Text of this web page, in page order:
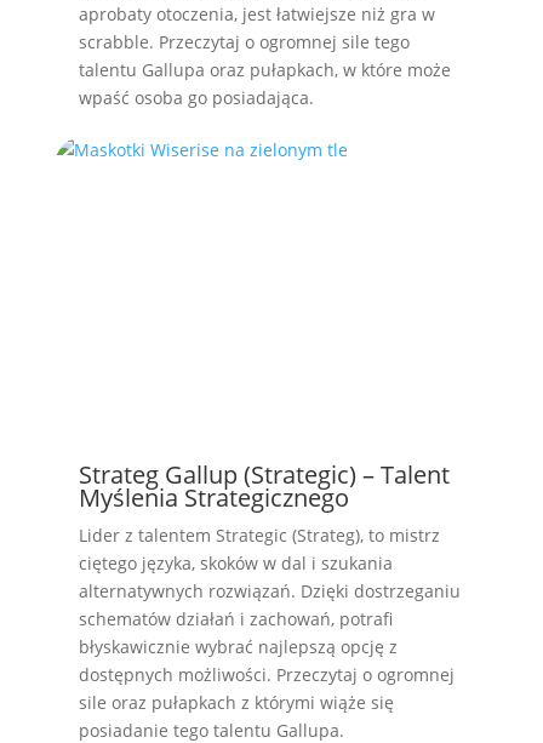
aprobaty otoczenia, jest łatwiejsze niż gra w
scrabble. Przeczytaj o ogromnej sile tego
talentu Gallupa oraz pułapkach, w które może
wpaść osoba go posiadająca.
Strateg Gallup (Strategic) – Talent
Myślenia Strategicznego
Lider z talentem Strategic (Strateg), to mistrz
ciętego języka, skoków w dal i szukania
alternatywnych rozwiązań. Dzięki dostrzeganiu
schematów działań i zachowań, potrafi
błyskawicznie wybrać najlepszą opcję z
dostępnych możliwości. Przeczytaj o ogromnej
sile oraz pułapkach z którymi wiąże się
posiadanie tego talentu Gallupa.